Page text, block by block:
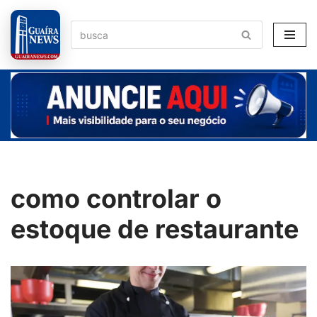
Pular
para
o
conteúdo
como controlar o
estoque de restaurante